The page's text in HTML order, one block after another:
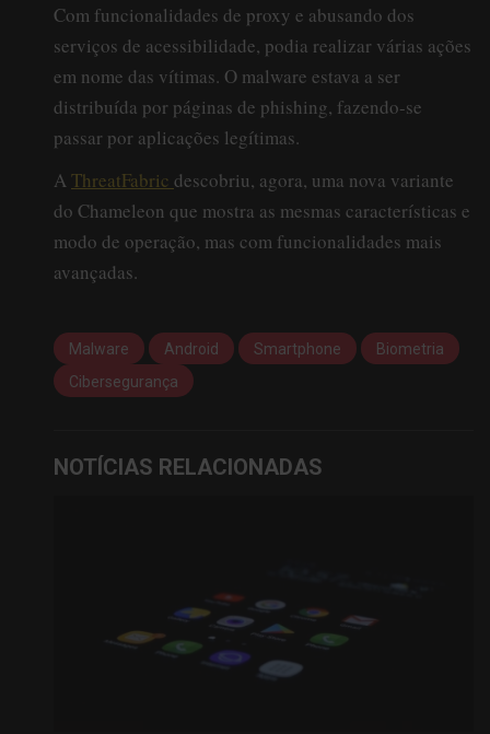
Com funcionalidades de proxy e abusando dos
serviços de acessibilidade, podia realizar várias ações
em nome das vítimas. O malware estava a ser
distribuída por páginas de phishing, fazendo-se
passar por aplicações legítimas.
AThreatFabric descobriu, agora, uma nova variante
do Chameleon que mostra as mesmas características e
modo de operação, mas com funcionalidades mais
avançadas.
Malware Android Smartphone
Biometria
Cibersegurança
NOTÍCIAS RELACIONADAS